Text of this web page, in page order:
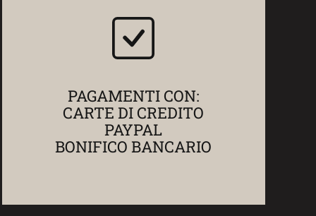
PAGAMENTI CON:
CARTE DI CREDITO
PAYPAL
BONIFICO BANCARIO